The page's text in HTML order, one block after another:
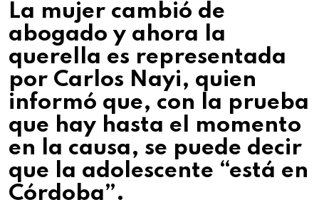
La mujer cambió de
abogado y ahora la
querella es representada
por Carlos Nayi, quien
informó que, con la prueba
que hay hasta el momento
en la causa, se puede decir
que la adolescente “está en
Córdoba”.